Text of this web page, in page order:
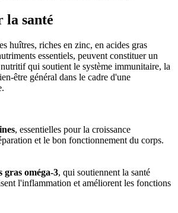
la santé
huîtres, riches en zinc, en acides gras
essentiels, peuvent constituer un
qui soutient le système immunitaire, la
être général dans le cadre d'une
, essentielles pour la croissance
et le bon fonctionnement du corps.
gras oméga-3, qui soutiennent la santé
l'inflammation et améliorent les fonctions